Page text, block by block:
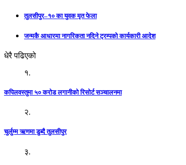
तुलसीपुर–१० का युवक मृत फेला
जन्मकै आधारमा नागरिकता नदिने ट्रम्पको कार्यकारी आदेश
धेरै पढिएको
१.
कपिलवस्तुमा ५० करोड लगानीको रिसोर्ट सञ्चालनमा
२.
चुर्लुम्म ऋणमा डुब्दै तुलसीपुर
३.